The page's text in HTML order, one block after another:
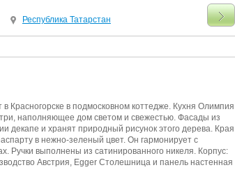
Республика Татарстан
в Красногорске в подмосковном коттедже. Кухня Олимпия
наполняющее дом светом и свежестью. Фасады из
декапе и хранят природный рисунок этого дерева. Края
в нежно-зеленый цвет. Он гармонирует с
Ручки выполнены из сатинированного никеля. Корпус:
Австрия, Egger Столешница и панель настенная